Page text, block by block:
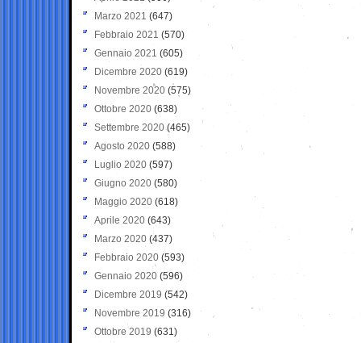
Marzo 2021 (647)
Febbraio 2021 (570)
Gennaio 2021 (605)
Dicembre 2020 (619)
Novembre 2020 (575)
Ottobre 2020 (638)
Settembre 2020(465)
Agosto 2020 (588)
Luglio 2020 (597)
Giugno 2020 (580)
Maggio 2020 (618)
Aprile 2020 (643)
Marzo 2020 (437)
Febbraio 2020 (593)
Gennaio 2020 (596)
Dicembre 2019 (542)
Novembre 2019 (316)
Ottobre 2019 (631)